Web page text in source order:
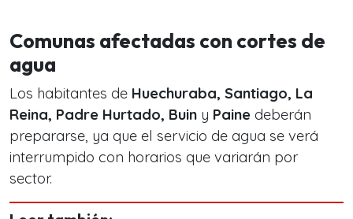
Comunas afectadas con cortes de
agua
Los habitantes de Huechuraba, Santiago, La
Reina, Padre Hurtado, Buin y Paine deberán
prepararse, ya que el servicio de agua se verá
interrumpido con horarios que variarán por
sector.